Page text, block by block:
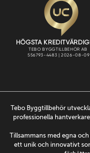
Tebo Byggtillbehör
professionella
Tillsammans med egna
ett unik och innovativt